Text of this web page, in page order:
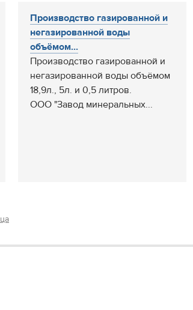
Производство газированной и
негазированной воды
объёмом...
Производство газированной и
негазированной воды объёмом
18,9л., 5л. и 0,5 литров.
ООО "Завод минеральных...